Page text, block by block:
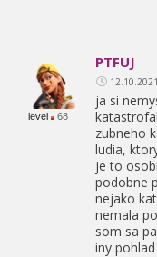
level 68
PTFUJ
ja si
zubneho
ludia,
je to
podobne
nejako
nemala
som sa
iny